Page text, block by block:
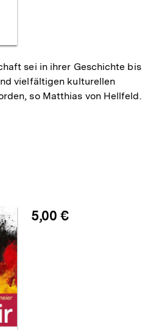
sei in ihrer Geschichte bis
vielfältigen kulturellen
so Matthias von Hellfeld.
5,00 €